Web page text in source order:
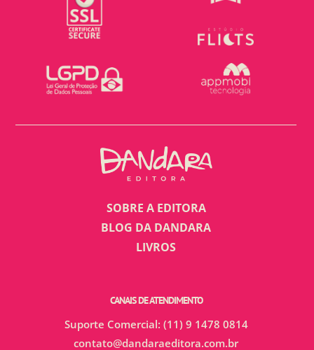
SOBRE A EDITORA
BLOG DA DANDARA
LIVROS
CANAIS DE ATENDIMENTO
Suporte Comercial: (11) 9 1478 0814
contato@dandaraeditora.com.br